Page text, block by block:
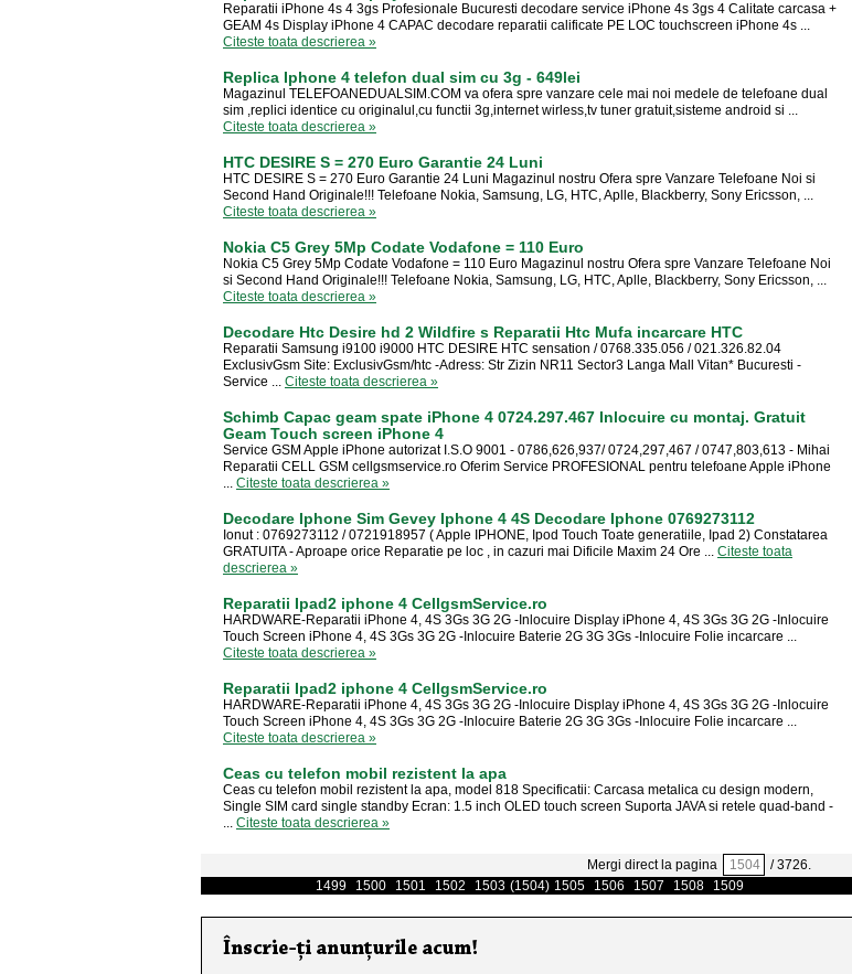
Reparatii iPhone 4s 4 3gs Profesionale Bucuresti decodare service iPhone 4s 3gs 4 Calitate carcasa +
GEAM 4s Display iPhone 4 CAPAC decodare reparatii calificate PE LOC touchscreen iPhone 4s ...
Citeste toata descrierea »
Replica Iphone 4 telefon dual sim cu 3g - 649lei
Magazinul TELEFOANEDUALSIM.COM va ofera spre vanzare cele mai noi medele de telefoane dual
sim ,replici identice cu originalul,cu functii 3g,internet wirless,tv tuner gratuit,sisteme android si ...
Citeste toata descrierea »
HTC DESIRE S = 270 Euro Garantie 24 Luni
HTC DESIRE S = 270 Euro Garantie 24 Luni Magazinul nostru Ofera spre Vanzare Telefoane Noi si
Second Hand Originale!!! Telefoane Nokia, Samsung, LG, HTC, Aplle, Blackberry, Sony Ericsson, ...
Citeste toata descrierea »
Nokia C5 Grey 5Mp Codate Vodafone = 110 Euro
Nokia C5 Grey 5Mp Codate Vodafone = 110 Euro Magazinul nostru Ofera spre Vanzare Telefoane Noi
si Second Hand Originale!!! Telefoane Nokia, Samsung, LG, HTC, Aplle, Blackberry, Sony Ericsson, ...
Citeste toata descrierea »
Decodare Htc Desire hd 2 Wildfire s Reparatii Htc Mufa incarcare HTC
Reparatii Samsung i9100 i9000 HTC DESIRE HTC sensation / 0768.335.056 / 021.326.82.04
ExclusivGsm Site: ExclusivGsm/htc -Adress: Str Zizin NR11 Sector3 Langa Mall Vitan* Bucuresti -
Service ... Citeste toata descrierea »
Schimb Capac geam spate iPhone 4 0724.297.467 Inlocuire cu montaj. Gratuit
Geam Touch screen iPhone 4
Service GSM Apple iPhone autorizat I.S.O 9001 - 0786,626,937/ 0724,297,467 / 0747,803,613 - Mihai
Reparatii CELL GSM cellgsmservice.ro Oferim Service PROFESIONAL pentru telefoane Apple iPhone
... Citeste toata descrierea »
Decodare Iphone Sim Gevey Iphone 4 4S Decodare Iphone 0769273112
Ionut : 0769273112 / 0721918957 ( Apple IPHONE, Ipod Touch Toate generatiile, Ipad 2) Constatarea
GRATUITA - Aproape orice Reparatie pe loc , in cazuri mai Dificile Maxim 24 Ore ... Citeste toata
descrierea »
Reparatii Ipad2 iphone 4 CellgsmService.ro
HARDWARE-Reparatii iPhone 4, 4S 3Gs 3G 2G -Inlocuire Display iPhone 4, 4S 3Gs 3G 2G -Inlocuire
Touch Screen iPhone 4, 4S 3Gs 3G 2G -Inlocuire Baterie 2G 3G 3Gs -Inlocuire Folie incarcare ...
Citeste toata descrierea »
Reparatii Ipad2 iphone 4 CellgsmService.ro
HARDWARE-Reparatii iPhone 4, 4S 3Gs 3G 2G -Inlocuire Display iPhone 4, 4S 3Gs 3G 2G -Inlocuire
Touch Screen iPhone 4, 4S 3Gs 3G 2G -Inlocuire Baterie 2G 3G 3Gs -Inlocuire Folie incarcare ...
Citeste toata descrierea »
Ceas cu telefon mobil rezistent la apa
Ceas cu telefon mobil rezistent la apa, model 818 Specificatii: Carcasa metalica cu design modern,
Single SIM card single standby Ecran: 1.5 inch OLED touch screen Suporta JAVA si retele quad-band -
... Citeste toata descrierea »
Mergi direct la pagina
/ 3726.
1499
1500 1501 1502 1503 (1504) 1505 1506 1507 1508 1509